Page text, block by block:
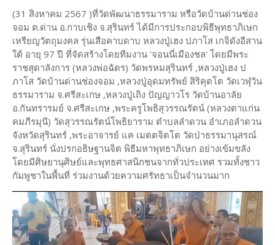
(31 สิงหาคม 2567 )ที่วัดพัฒนาธรรมาราม หรือวัดบ้านด่านช่อง
จอม ต.ด่าน อ.กาบเชิง จ.สุรินทร์ ได้มีการประกอบพิธีพุทธาภิเษก
เหรียญวัตถุมงคล รุ่นเสือคาบดาบ หลวงปู่เฮง ปภาโส เกจิดังอีสาน
ใต้ อายุ 97 ปี ที่จัดสร้างโดยทีมงาน 'จอนนี่เมืองชล' โดยมีพระ
ราชสุดาลังการ (หลวงพ่อฉัตร) วัดพรหมสุรินทร์ ,หลวงปู่เฮง ป
ภาโส วัดบ้านด่านช่องจอม ,หลวงปู่อุดมทรัพย์ สิริคุตโต วัดเวฬุวัน
ธรรมาราม จ.ศรีสะเกษ ,หลวงปู่เถิง ปัญญาวโร วัดบ้านอาลัย
อ.กันทรารมย์ จ.ศรีสะเกษ ,พระครูโพธิสุวรรณรัตน์ (หลวงตาแก่น
คมภีรมุนี) วัดสุวรรณรัตน์โพธิยาราม ตำบลลำดวน อำเภอลำดวน
จังหวัดสุรินทร์ ,พระอาจารย์ แค เมตตจิตโต วัดป่าธรรมานุสรณ์
จ.สุรินทร์ นั่งปรกอธิษฐานจิต พิธีมหาพุทธาภิเษก อย่างเข้มขลัง
โดยมีศิษยานุศิษย์และพุทธศาสนิกชนจากทั่วประเทศ รวมทั้งชาว
กัมพูชาในพื้นที่ ร่วมงานด้วยความศรัทธาเป็นจำนวนมาก